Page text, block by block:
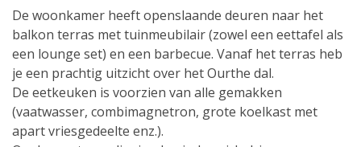
De woonkamer heeft openslaande deuren naar het
balkon terras met tuinmeubilair (zowel een eettafel als
een lounge set) en een barbecue. Vanaf het terras heb
je een prachtig uitzicht over het Ourthe dal.
De eetkeuken is voorzien van alle gemakken
(vaatwasser, combimagnetron, grote koelkast met
apart vriesgedeelte enz.).